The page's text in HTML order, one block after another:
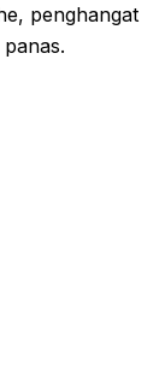
penghangat